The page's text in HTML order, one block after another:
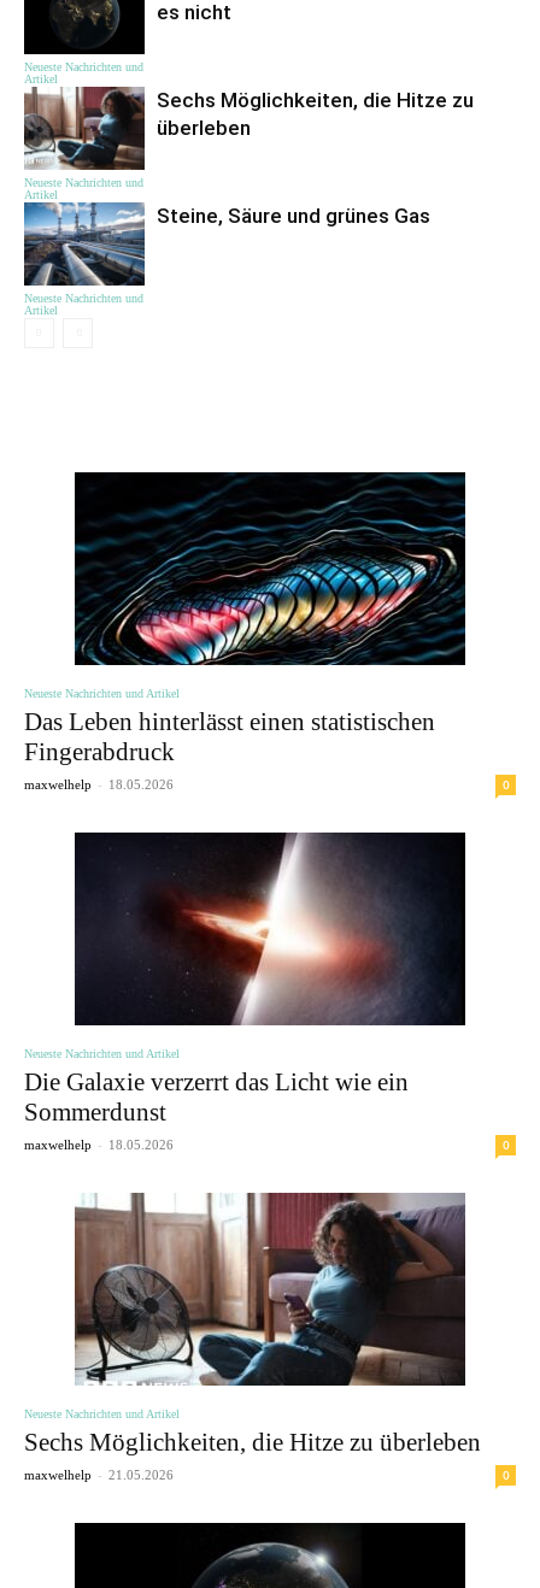
Neueste Nachrichten und
Artikel
es nicht
Neueste Nachrichten und
Artikel
Sechs Möglichkeiten, die Hitze zu
überleben
Neueste Nachrichten und
Artikel
Steine, Säure und grünes Gas
Neueste Nachrichten und Artikel
Das Leben hinterlässt einen statistischen
Fingerabdruck
maxwelhelp - 18.05.2026 0
Neueste Nachrichten und Artikel
Die Galaxie verzerrt das Licht wie ein
Sommerdunst
maxwelhelp - 18.05.2026 0
Neueste Nachrichten und Artikel
Sechs Möglichkeiten, die Hitze zu überleben
maxwelhelp - 21.05.2026 0